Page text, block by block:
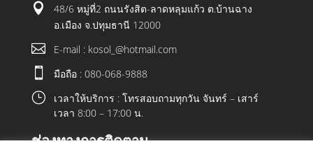

48/6 หมู่ที่2 ถนนรังสิต-ลาดหลุมแก้ว ต.บ้านฉาง
อ.เมือง จ.ปทุมธานี 12000
 E-mail : kosol_@hotmail.com
 มือถือ : 080-068-9888
}
เวลาให้บริการ : โทรสอบถามทุกวัน จันทร์ – เสาร์
เวลา 8:00 – 17:00 น.
ช่องทางการติดตาม